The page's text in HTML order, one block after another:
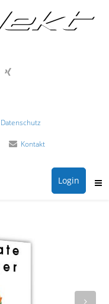
Datenschutz
Kontakt
Login